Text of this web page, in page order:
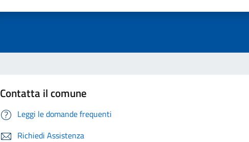
Contatta il comune
Leggi le domande frequenti
Richiedi Assistenza